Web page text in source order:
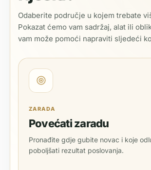
Odaberite područje u kojem trebate
Pokazat ćemo vam sadržaj, alat ili
vam može pomoći napraviti sljedeći
ZARADA
Povećati zaradu
Pronađite gdje gubite novac i koje
poboljšati rezultat poslovanja.